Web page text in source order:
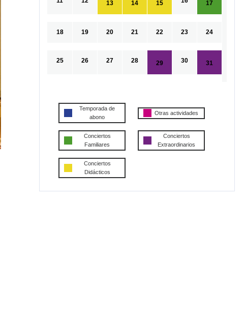
13 14 15 17
18 19 20 21 22 23 24
25 26 27 28 29 30 31
Temporada de
abono
Otras actividades
Conciertos
Familiares
Conciertos
Extraordinarios
Conciertos
Didácticos